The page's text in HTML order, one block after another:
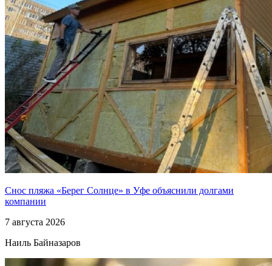
Снос пляжа «Берег Солнце» в Уфе объяснили долгами
компании
7 августа 2026
Наиль Байназаров